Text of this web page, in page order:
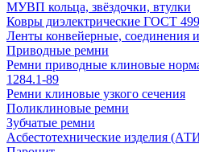
МУВП кольца, звёздочки, втулки
Ковры диэлектрические ГОСТ
Ленты конвейерные, соединения
Приводные ремни
Ремни приводные клиновые
1284.1-89
Ремни клиновые узкого сечения
Поликлиновые ремни
Зубчатые ремни
Асбестотехнические изделия